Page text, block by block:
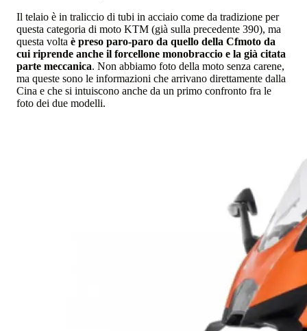
Il telaio è in traliccio di tubi in acciaio come da tradizione per
questa categoria di moto KTM (già sulla precedente 390), ma
questa volta è preso paro-paro da quello della Cfmoto da
cui riprende anche il forcellone monobraccio e la già citata
parte meccanica. Non abbiamo foto della moto senza carene,
ma queste sono le informazioni che arrivano direttamente dalla
Cina e che si intuiscono anche da un primo confronto fra le
foto dei due modelli.